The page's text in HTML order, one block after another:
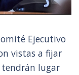
Ejecutivo
vistas a fijar
tendrán lugar